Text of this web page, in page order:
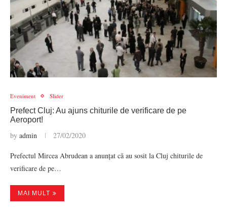
Eveniment Slider
Prefect Cluj: Au ajuns chiturile de verificare de pe
Aeroport!
by admin 27/02/2020
Prefectul Mircea Abrudean a anunțat că au sosit la Cluj chiturile de
verificare de pe…
MAI MULT